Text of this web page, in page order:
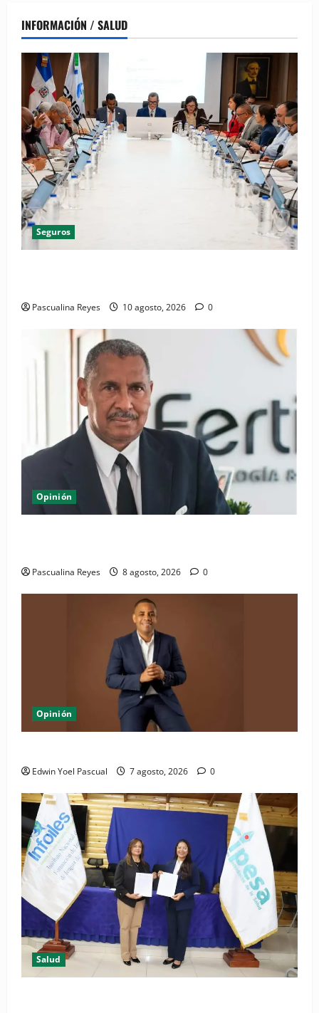
INFORMACIÓN / SALUD
Seguros
Pascualina Reyes 10 agosto, 2026 0
Opinión
Pascualina Reyes 8 agosto, 2026 0
Opinión
Edwin Yoel Pascual 7 agosto, 2026 0
Salud